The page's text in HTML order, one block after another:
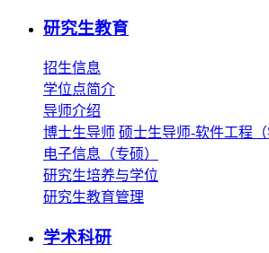
研究生教育
招生信息
学位点简介
导师介绍
博士生导师 硕士生导师-软件工程（
电子信息（专硕）
研究生培养与学位
研究生教育管理
学术科研